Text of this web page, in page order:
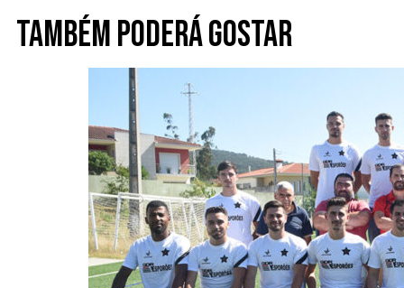
Também poderá gostar